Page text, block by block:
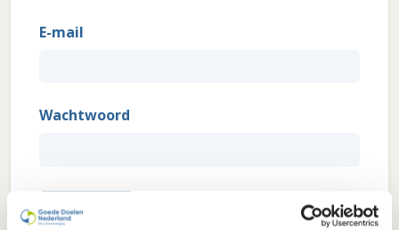
E-mail
Wachtwoord
Inloggen Wachtwoord vergeten?